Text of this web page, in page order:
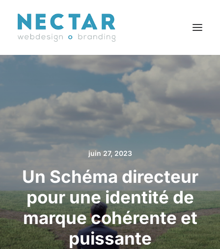
RÉALISATIONS
AGENCE
EN
Search
juin 27, 2023
Un Schéma directeur
pour une identité de
marque cohérente et
puissante